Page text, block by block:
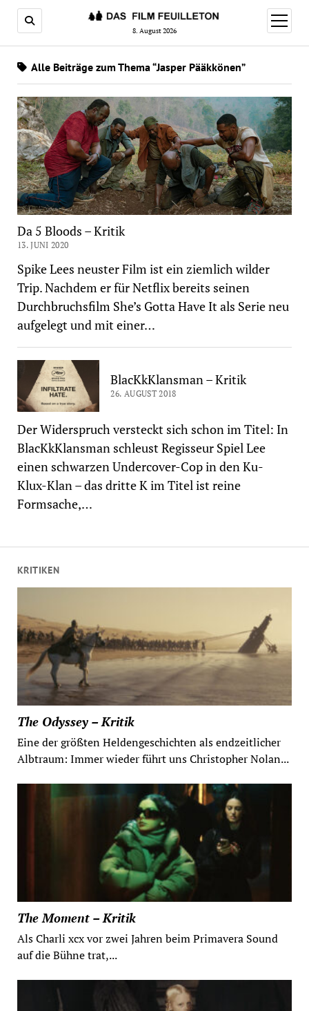
8. August 2026
Menü
öffnen
KRITIKEN
The Odyssey – Kritik
Eine der größten Heldengeschichten als endzeitlicher
Albtraum: Immer wieder führt uns Christopher Nolan...
The Moment – Kritik
Als Charli xcx vor zwei Jahren beim Primavera Sound
auf die Bühne trat,...
Alle Beiträge zum Thema “Jasper Pääkkönen”
Da 5 Bloods – Kritik
13. JUNI 2020
Spike Lees neuster Film ist ein ziemlich wilder
Trip. Nachdem er für Netflix bereits seinen
Durchbruchsfilm She’s Gotta Have It als Serie neu
aufgelegt und mit einer…
BlacKkKlansman – Kritik
26. AUGUST 2018
Der Widerspruch versteckt sich schon im Titel: In
BlacKkKlansman schleust Regisseur Spiel Lee
einen schwarzen Undercover-Cop in den Ku-
Klux-Klan – das dritte K im Titel ist reine
Formsache,…